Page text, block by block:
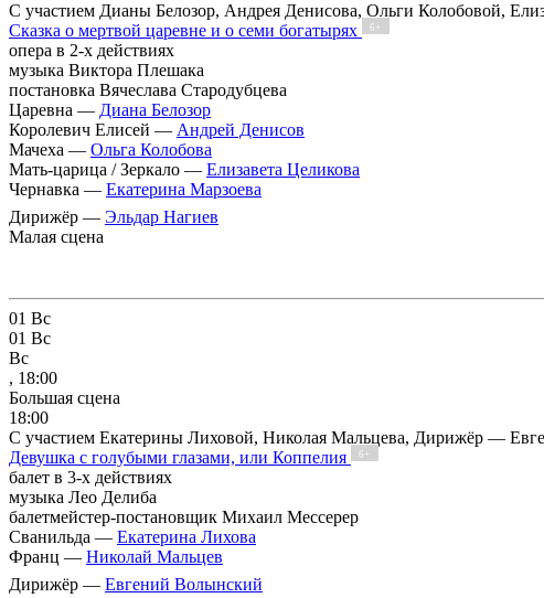
С участием Дианы Белозор, Андрея Денисова, Ольги Колобовой,
Сказка о мертвой царевне и о семи богатырях
6+
опера в 2-х действиях
музыка Виктора Плешака
постановка Вячеслава Стародубцева
Царевна — Диана Белозор
Королевич Елисей — Андрей Денисов
Мачеха — Ольга Колобова
Мать-царица / Зеркало — Елизавета Целикова
Чернавка — Екатерина Марзоева
Дирижёр — Эльдар Нагиев
Малая сцена
01 Вс
01 Вс
Вс
, 18:00
Большая сцена
18:00
С участием Екатерины Лиховой, Николая Мальцева, Дирижёр —
Девушка с голубыми глазами, или Коппелия
6+
балет в 3-х действиях
музыка Лео Делиба
балетмейстер-постановщик Михаил Мессерер
Сванильда — Екатерина Лихова
Франц — Николай Мальцев
Дирижёр — Евгений Волынский